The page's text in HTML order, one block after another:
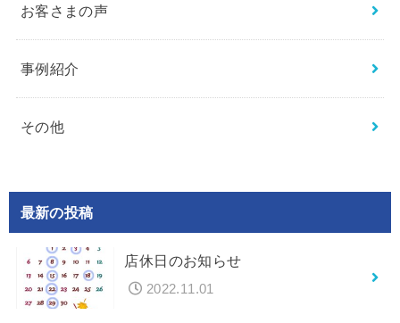
お客さまの声
事例紹介
その他
最新の投稿
店休日のお知らせ
2022.11.01